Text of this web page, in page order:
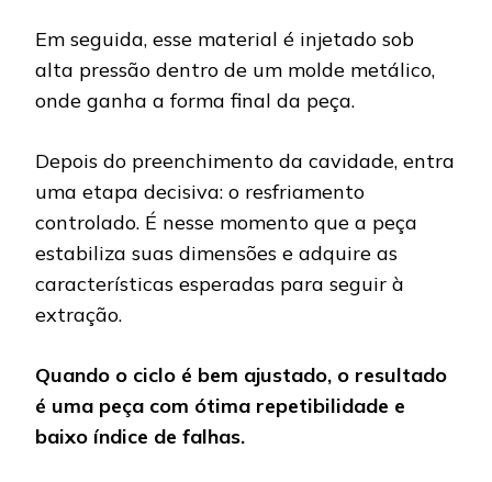
Em seguida, esse material é injetado sob
alta pressão dentro de um molde metálico,
onde ganha a forma final da peça.
Depois do preenchimento da cavidade, entra
uma etapa decisiva: o resfriamento
controlado. É nesse momento que a peça
estabiliza suas dimensões e adquire as
características esperadas para seguir à
extração.
Quando o ciclo é bem ajustado, o resultado
é uma peça com ótima repetibilidade e
baixo índice de falhas.